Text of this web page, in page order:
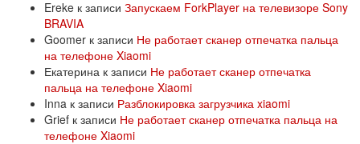
Ereke к записи Запускаем ForkPlayer на телевизоре Sony
BRAVIA
Goomer к записи Не работает сканер отпечатка пальца
на телефоне Xiaomi
Екатерина к записи Не работает сканер отпечатка
пальца на телефоне Xiaomi
Inna к записи Разблокировка загрузчика xiaomi
Grief к записи Не работает сканер отпечатка пальца на
телефоне Xiaomi